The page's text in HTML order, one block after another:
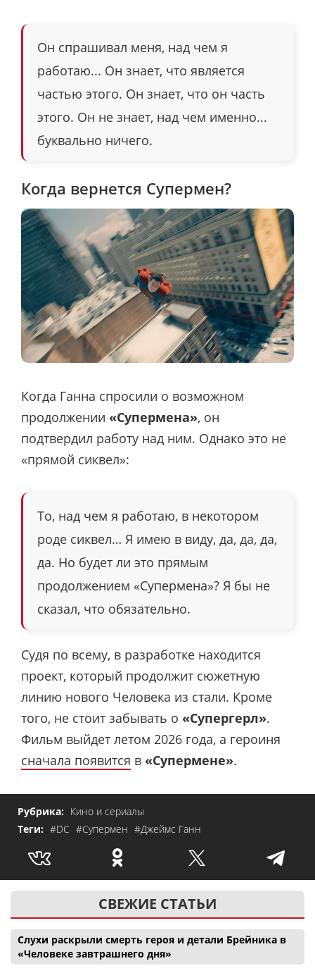
Он спрашивал меня, над чем я
работаю... Он знает, что является
частью этого. Он знает, что он часть
этого. Он не знает, над чем именно...
буквально ничего.
Когда вернется Супермен?
Когда Ганна спросили о возможном
продолжении «Супермена», он
подтвердил работу над ним. Однако это не
«прямой сиквел»:
То, над чем я работаю, в некотором
роде сиквел… Я имею в виду, да, да, да,
да. Но будет ли это прямым
продолжением «Супермена»? Я бы не
сказал, что обязательно.
Судя по всему, в разработке находится
проект, который продолжит сюжетную
линию нового Человека из стали. Кроме
того, не стоит забывать о «Супергерл».
Фильм выйдет летом 2026 года, а героиня
сначала появится в «Супермене».
Рубрика: Кино и сериалы
Теги: #DC #Супермен #Джеймс Ганн
СВЕЖИЕ СТАТЬИ
Слухи раскрыли смерть героя и детали Брейника в
«Человеке завтрашнего дня»